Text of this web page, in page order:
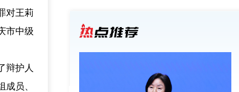
对王莉
市中级
辩护人
员、